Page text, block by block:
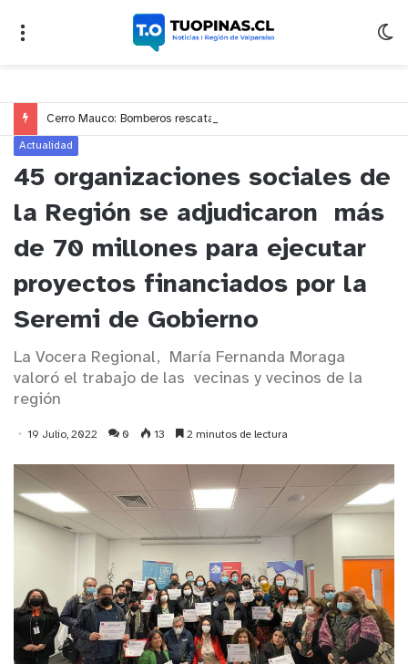
Actualidad
45 organizaciones sociales de
la Región se adjudicaron más
de 70 millones para ejecutar
proyectos financiados por la
Seremi de Gobierno
La Vocera Regional, María Fernanda Moraga
valoró el trabajo de las vecinas y vecinos de la
región
19 Julio, 2022 0 13 2 minutos de lectura